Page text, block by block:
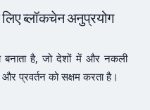
ब्लॉकचेन अनुप्रयोग
बनाता है, जो देशों में और नकली
प्रवर्तन को सक्षम करता है।